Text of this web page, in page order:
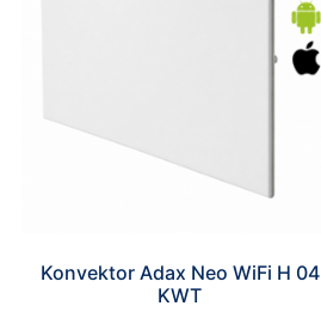
Konvektor Adax Neo WiFi H 04
KWT